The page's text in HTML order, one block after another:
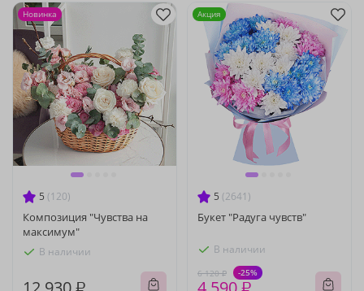
5 (120)
Композиция "Чувства на
максимум"
В наличии
Новинка
5 (2641)
Букет "Радуга чувств"
В наличии
6 120 ₽ -25%
Акция